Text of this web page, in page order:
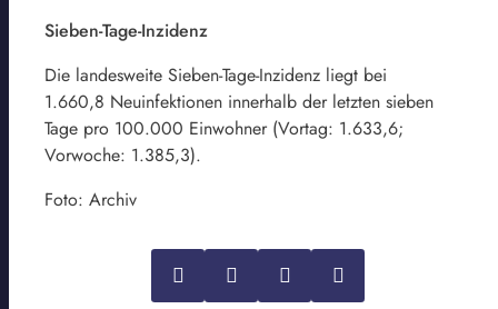
Sieben-Tage-Inzidenz
Die landesweite Sieben-Tage-Inzidenz liegt bei
1.660,8 Neuinfektionen innerhalb der letzten sieben
Tage pro 100.000 Einwohner (Vortag: 1.633,6;
Vorwoche: 1.385,3).
Foto: Archiv